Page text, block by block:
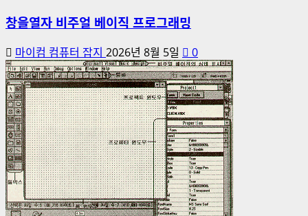
창을열자 비주얼 베이직 프로그래밍
마이컴 컴퓨터 잡지 2026년 8월 5일 0